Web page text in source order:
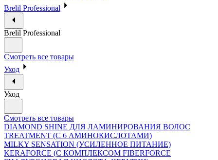
Brelil Professional
Brelil Professional
Смотреть все товары
Уход
Уход
Смотреть все товары
DIAMOND SHINE ДЛЯ ЛАМИНИРОВАНИЯ ВОЛОС
TREATMENT (С 6 АМИНОКИСЛОТАМИ)
MILKY SENSATION (УСИЛЕННОЕ ПИТАНИЕ)
KERAFORCE (С КОМПЛЕКСОМ FIBERFORCE